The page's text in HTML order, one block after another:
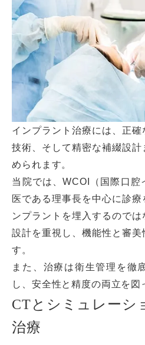
インプラント治療には、正
技術、そして精密な補綴設
められます。
当院では、WCOI（国際口腔
医である理事長を中心に診
ンプラントを埋入するので
設計を重視し、機能性と審美
す。
また、治療は衛生管理を徹
し、安全性と精度の両立を図
CTとシミュレーシ
治療